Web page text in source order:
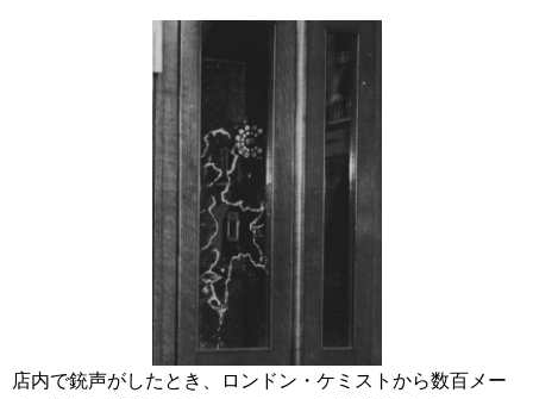
店内で銃声がしたとき、ロンドン・ケミストから数百メー